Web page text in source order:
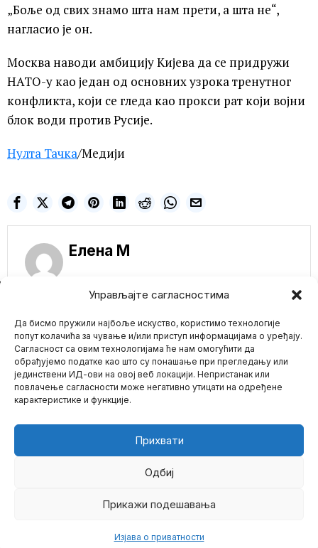
Управљајте сагласностима
Да бисмо пружили најбоље искуство, користимо технологије
попут колачића за чување и/или приступ информацијама о уређају.
Сагласност са овим технологијама ће нам омогућити да
обрађујемо податке као што су понашање при прегледању или
јединствени ИД-ови на овој веб локацији. Непристанак или
повлачење сагласности може негативно утицати на одређене
карактеристике и функције.
Прихвати
Одбиј
Прикажи подешавања
Изјава о приватности
„Боље од свих знамо шта нам прети, а шта не“,
нагласио је он.
Москва наводи амбицију Кијева да се придружи
НАТО-у као један од основних узрока тренутног
конфликта, који се гледа као прокси рат који војни
блок води против Русије.
Нулта Тачка/Медији
Елена M
Mario zna Youtube
2026- Sva prava zadržana.
uništimo Svetski
Ekonomski Forum,
oni će uništiti nas –
Uveli su nas u rat sa
Rusijom
Bivši predsednik SAD
Donald Tramp upozorio
je da će globalističke
Svetski Ekonomski
Forum poziva na
hitnu legalizaciju i
zaštitu PEDOFILA: Oni
koji ih budu vređali ići
dodati P prema Svetskom